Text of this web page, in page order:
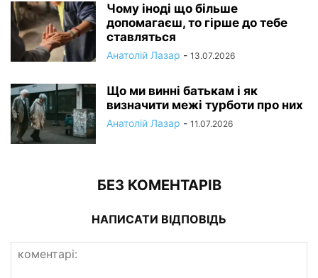
Чому іноді що більше
допомагаєш, то гірше до тебе
ставляться
Анатолій Лазар - 13.07.2026
Що ми винні батькам і як
визначити межі турботи про них
Анатолій Лазар - 11.07.2026
БЕЗ КОМЕНТАРІВ
НАПИСАТИ ВІДПОВІДЬ